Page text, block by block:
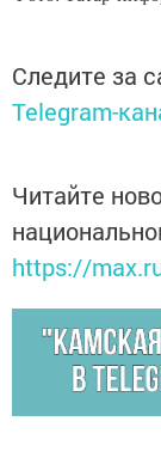
Следите за
Telegram-
Читайте
https://